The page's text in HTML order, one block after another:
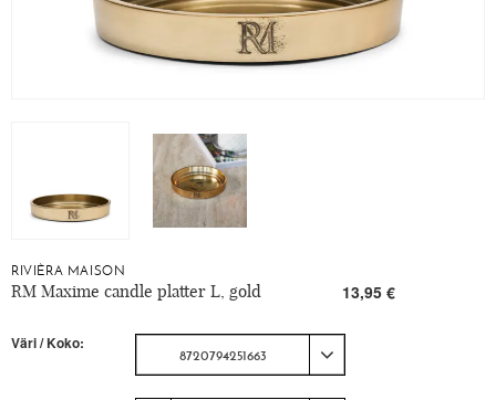
RIVIÈRA MAISON
RM Maxime candle platter L, gold 13,95 €
Väri / Koko:
8720794251663